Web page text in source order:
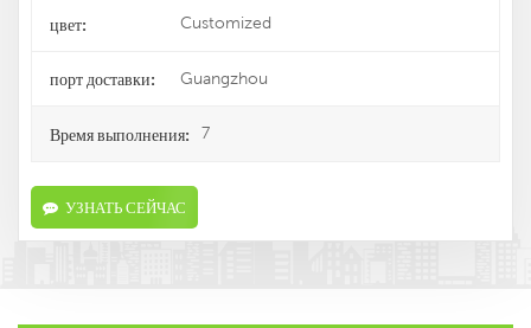
цвет: Customized
порт доставки: Guangzhou
Время выполнения: 7
УЗНАТЬ СЕЙЧАС